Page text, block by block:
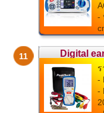
-
11 Digital
ร
-
-